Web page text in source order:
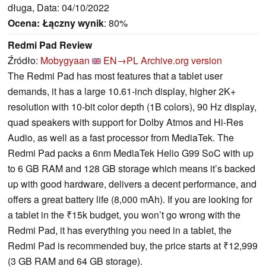
długa, Data: 04/10/2022
Ocena: Łączny wynik: 80%
Redmi Pad Review
Źródło: Mobygyaan EN→PLArchive.org version
The Redmi Pad has most features that a tablet user
demands, it has a large 10.61-inch display, higher 2K+
resolution with 10-bit color depth (1B colors), 90 Hz display,
quad speakers with support for Dolby Atmos and Hi-Res
Audio, as well as a fast processor from MediaTek. The
Redmi Pad packs a 6nm MediaTek Helio G99 SoC with up
to 6 GB RAM and 128 GB storage which means it’s backed
up with good hardware, delivers a decent performance, and
offers a great battery life (8,000 mAh). If you are looking for
a tablet in the ₹15k budget, you won’t go wrong with the
Redmi Pad, it has everything you need in a tablet, the
Redmi Pad is recommended buy, the price starts at ₹12,999
(3 GB RAM and 64 GB storage).